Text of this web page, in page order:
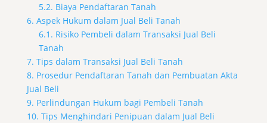
5.2. Biaya Pendaftaran Tanah
6. Aspek Hukum dalam Jual Beli Tanah
6.1. Risiko Pembeli dalam Transaksi Jual Beli
Tanah
7. Tips dalam Transaksi Jual Beli Tanah
8. Prosedur Pendaftaran Tanah dan Pembuatan Akta
Jual Beli
9. Perlindungan Hukum bagi Pembeli Tanah
10. Tips Menghindari Penipuan dalam Jual Beli